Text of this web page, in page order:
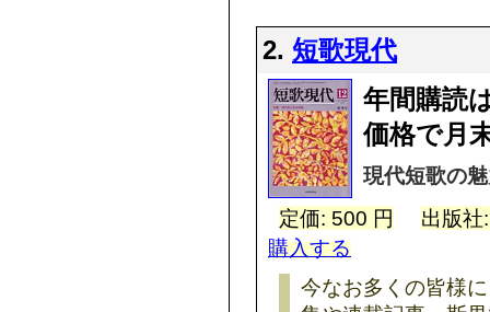
2. 短歌現代
年間購読
価格で月
現代短歌の
定価: 500 円
出版
購入する
今なお多くの皆様